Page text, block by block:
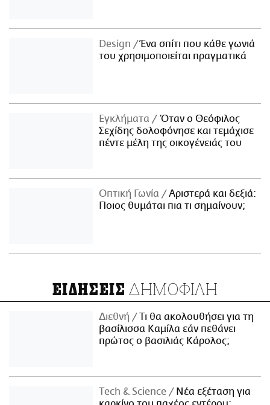
Design
Ένα σπίτι που κάθε γωνιά
του χρησιμοποιείται πραγματικά
Εγκλήματα
Όταν ο Θεόφιλος
Σεχίδης δολοφόνησε και τεμάχισε
πέντε μέλη της οικογένειάς του
Οπτική Γωνία
Αριστερά και δεξιά:
Ποιος θυμάται πια τι σημαίνουν;
ΕΙΔΗΣΕΙΣ ΔΗΜΟΦΙΛΗ
Διεθνή
Τι θα ακολουθήσει για τη
βασίλισσα Καμίλα εάν πεθάνει
πρώτος ο βασιλιάς Κάρολος;
Τech & Science
Νέα εξέταση για